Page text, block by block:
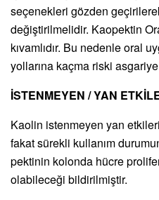
seçenekleri gözden
değiştirilmelidir. Kaopektin
kıvamlıdır. Bu nedenle oral
yollarına kaçma riski
İSTENMEYEN / YAN
Kaolin istenmeyen yan
fakat sürekli kullanım
pektinin kolonda hücre
olabileceği bildirilmiştir.